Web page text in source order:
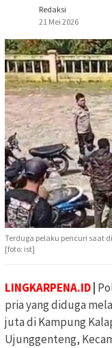
Redaksi
21 Mei 2026
Terduga pelaku pencuri saat
[foto: ist]
LINGKARPENA.ID
pria yang diduga
juta di Kampung
Ujunggenteng,